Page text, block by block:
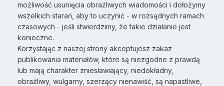
możliwość usunięcia obraźliwych wiadomości i dołożymy
wszelkich starań, aby to uczynić - w rozsądnych ramach
czasowych - jeśli stwierdzimy, że takie działanie jest
konieczne.
Korzystając z naszej strony akceptujesz zakaz
publikowania materiałów, które są niezgodne z prawdą
lub mają charakter zniesławiający, niedokładny,
obraźliwy, wulgarny, szerzący nienawiść, są napastliwe,